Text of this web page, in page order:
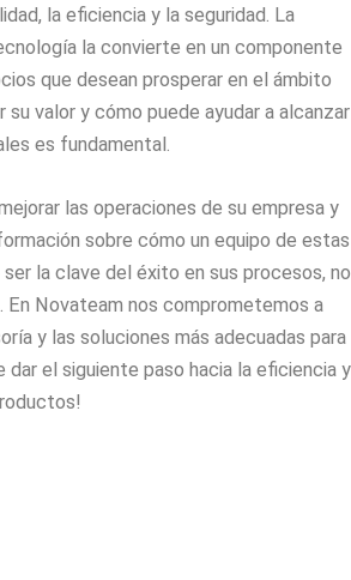
la eficiencia y la seguridad. La
la convierte en un componente
que desean prosperar en el ámbito
su valor y cómo puede ayudar a alcanzar
es fundamental.
las operaciones de su empresa y
sobre cómo un equipo de estas
la clave del éxito en sus procesos, no
En Novateam nos comprometemos a
y las soluciones más adecuadas para
dar el siguiente paso hacia la eficiencia y